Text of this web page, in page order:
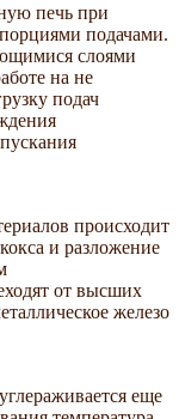
печь при
подачами.
слоями
на не
подач
происходит
и разложение
от высших
железо
еще